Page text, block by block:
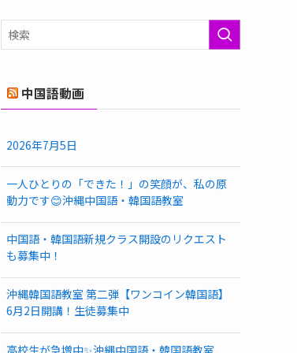
リ
ー
中国語動画
2026年7月5日
一人ひとりの「できた！」の笑顔が、私の原
動力です😊沖縄中国語・韓国語教室
中国語・韓国語新規クラス開設のリクエスト
も募集中！
沖縄韓国語教室 第二弾【ワンコイン韓国語】
6月2日開講！生徒募集中
高校生が急増中✨沖縄中国語・韓国語教室